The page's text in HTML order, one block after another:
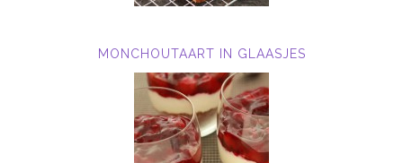
MONCHOUTAART IN GLAASJES